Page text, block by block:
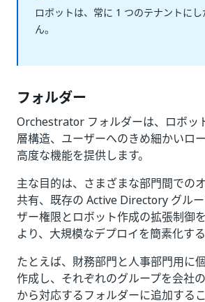
ロボットは、常に 1 つのテナントに
ん。
フォルダー
Orchestrator フォルダーは、ロボッ
層構造、ユーザーへのきめ細かいロ
高度な機能を提供します。
主な目的は、さまざまな部門間での
共有、既存の Active Directory グル
ザー権限とロボット作成の拡張制御
より、大規模なデプロイを簡素化する
たとえば、財務部門と人事部門用に
作成し、それぞれのグループを会社
から対応するフォルダーに追加する